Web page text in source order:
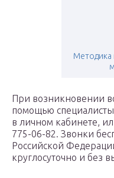
Методика
При возникновении
помощью
в личном кабинете,
775-06-82. Звонки
Российской
круглосуточно и без